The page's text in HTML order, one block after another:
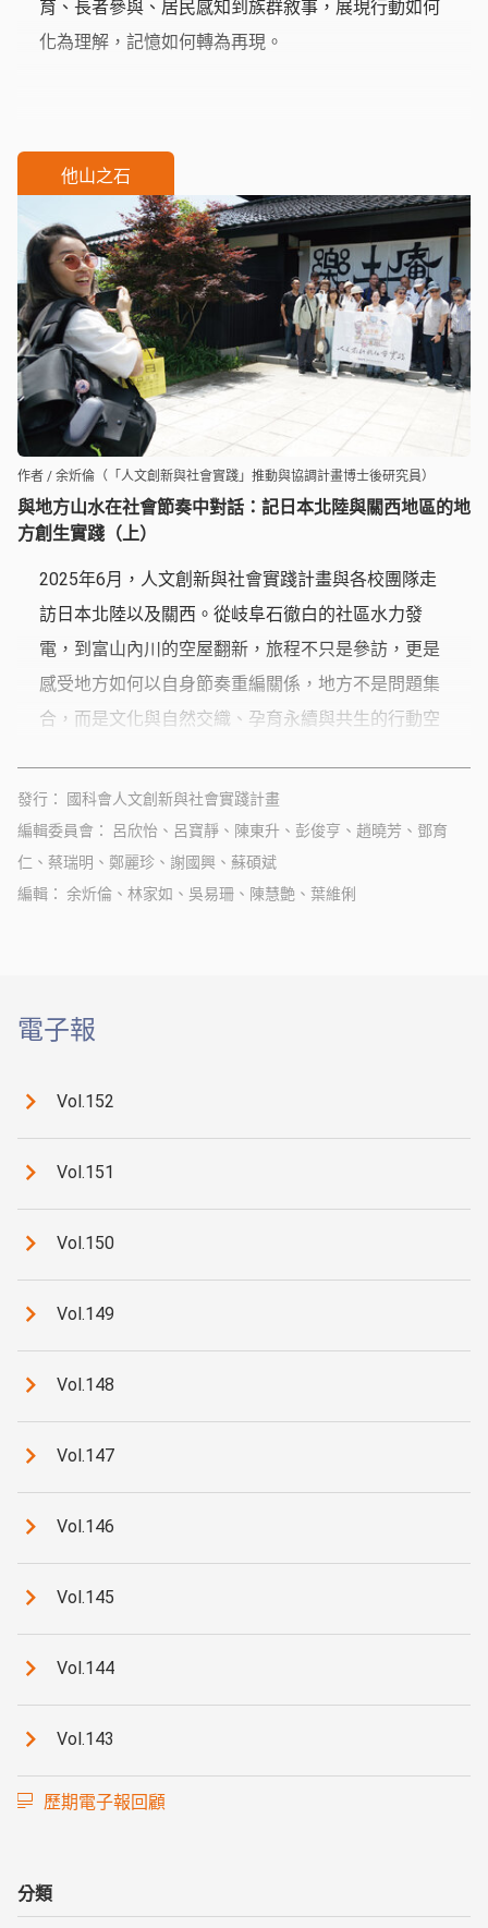
育、長者參與、居民感知到族群敘事，展現行動如何
化為理解，記憶如何轉為再現。
他山之石
與地方山水在社會節奏中對話：記日本北陸與關西地區的地
方創生實踐（上）
作者 / 余炘倫（「人文創新與社會實踐」推動與協調計畫博士後研究員）
2025年6月，人文創新與社會實踐計畫與各校團隊走
訪日本北陸以及關西。從岐阜石徹白的社區水力發
電，到富山內川的空屋翻新，旅程不只是參訪，更是
感受地方如何以自身節奏重編關係，地方不是問題集
合，而是文化與自然交織、孕育永續與共生的行動空
發行
國科會人文創新與社會實踐計畫
編輯委員會
呂欣怡、呂寶靜、陳東升、彭俊亨、趙曉芳、鄧育
仁、蔡瑞明、鄭麗珍、謝國興、蘇碩斌
編輯
余炘倫、林家如、吳易珊、陳慧艶、葉維俐
電子報
Vol.152
Vol.151
Vol.150
Vol.149
Vol.148
Vol.147
Vol.146
Vol.145
Vol.144
Vol.143
歷期電子報回顧
分類